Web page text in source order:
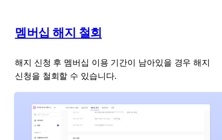
멤버십 해지 철회
해지 신청 후 멤버십 이용 기간이 남아있을 경우 해지
신청을 철회할 수 있습니다.